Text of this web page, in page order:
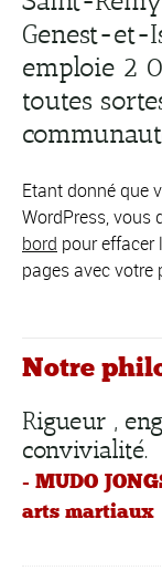
Genest-et-
emploie 2
toutes
Etant donné que
WordPress, vous
bord pour effacer
pages avec votre
Notre
Rigueur ,
convivialité.
- MUDO
arts martiaux